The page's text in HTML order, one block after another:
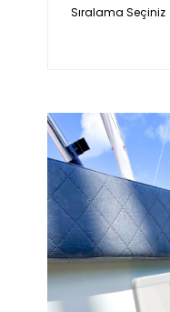
Sıralama Seçiniz